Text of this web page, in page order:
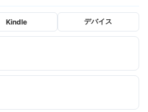
Kindle デバイス